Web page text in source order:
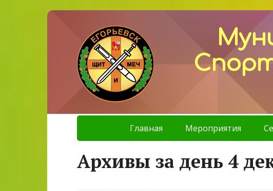
Главная Мероприятия
Архивы за день 4